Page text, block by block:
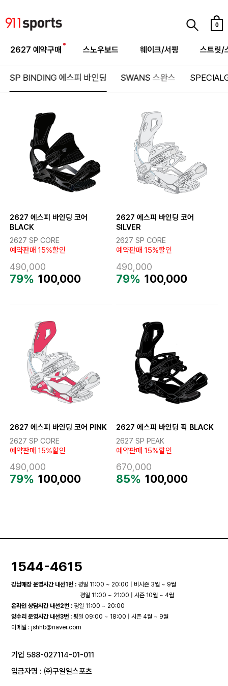
0
2627 예약구매 스노우보드 웨이크/서핑 스트릿/
SP BINDING 에스피 바인딩 SWANS 스완스
2627 에스피 바인딩 코어
BLACK
2627 SP CORE
예약판매 15%할인
490,000
79% 100,000
2627 에스피 바인딩 코어
SILVER
2627 SP CORE
예약판매 15%할인
490,000
79% 100,000
2627 에스피 바인딩 코어 PINK
2627 SP CORE
예약판매 15%할인
490,000
79% 100,000
2627 에스피 바인딩 픽 BLACK
2627 SP PEAK
예약판매 15%할인
670,000
85% 100,000
1544-4615
강남매장 운영시간 내선1번 : 평일 11:00 ~ 20:00 | 비시즌 3월 ~ 9월
평일 11:00 ~ 21:00 | 시즌 10월 ~ 4월
온라인 상담시간 내선2번 : 평일 11:00 ~ 20:00
양수리 운영시간 내선3번 : 평일 09:00 ~ 18:00 | 시즌 4월 ~ 9월
이메일 :jshhb@naver.com
기업 588-027114-01-011
입금자명 : ㈜구일일스포츠